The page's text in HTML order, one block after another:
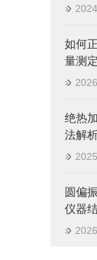
如何
量测
绝热
法解
圆偏
仪器